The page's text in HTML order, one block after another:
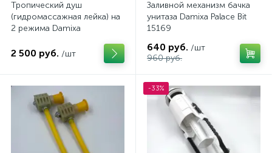
Тропический душ
(гидромассажная лейка) на
2 режима Damixa
2 500 руб. /шт
Заливной механизм бачка
унитаза Damixa Palace Bit
15169
640 руб. /шт
960 руб.
-33%